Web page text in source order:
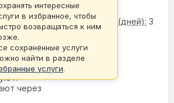
| 🌍 Гео:Микс •❌ Drop (дней): 3
:
фото,
через
интересные
в избранное, чтобы
возвращаться к ним
сохранённые услуги
найти в разделе
услуги.